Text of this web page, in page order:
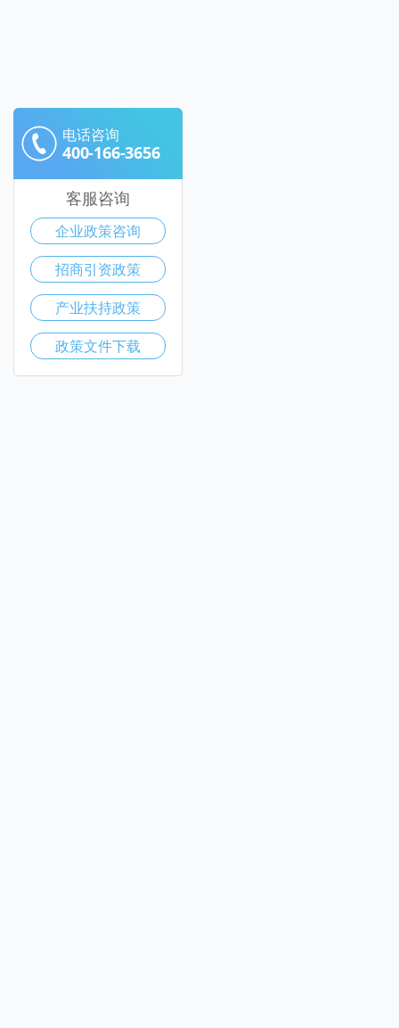
电话咨询
400-166-3656
客服咨询
企业政策咨询
招商引资政策
产业扶持政策
政策文件下载